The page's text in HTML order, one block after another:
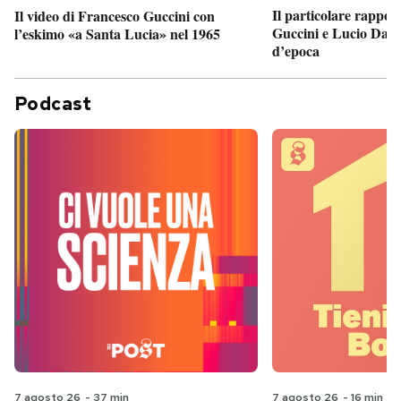
Il video di Francesco Guccini con
l’eskimo «a Santa Lucia» nel 1965
Il particolare
Guccini e Lucio
d’epoca
Podcast
7 agosto 26 - 37 min 7 agosto 26 - 16 min